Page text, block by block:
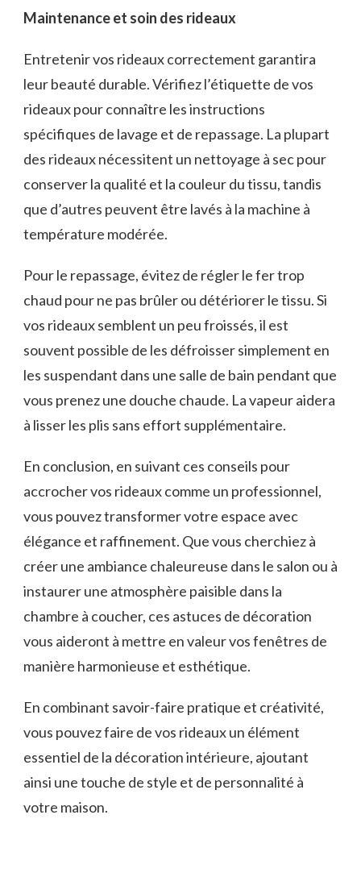
Maintenance et soin des rideaux
Entretenir vos rideaux correctement garantira
leur beauté durable. Vérifiez l’étiquette de vos
rideaux pour connaître les instructions
spécifiques de lavage et de repassage. La plupart
des rideaux nécessitent un nettoyage à sec pour
conserver la qualité et la couleur du tissu, tandis
que d’autres peuvent être lavés à la machine à
température modérée.
Pour le repassage, évitez de régler le fer trop
chaud pour ne pas brûler ou détériorer le tissu. Si
vos rideaux semblent un peu froissés, il est
souvent possible de les défroisser simplement en
les suspendant dans une salle de bain pendant que
vous prenez une douche chaude. La vapeur aidera
à lisser les plis sans effort supplémentaire.
En conclusion, en suivant ces conseils pour
accrocher vos rideaux comme un professionnel,
vous pouvez transformer votre espace avec
élégance et raffinement. Que vous cherchiez à
créer une ambiance chaleureuse dans le salon ou à
instaurer une atmosphère paisible dans la
chambre à coucher, ces astuces de décoration
vous aideront à mettre en valeur vos fenêtres de
manière harmonieuse et esthétique.
En combinant savoir-faire pratique et créativité,
vous pouvez faire de vos rideaux un élément
essentiel de la décoration intérieure, ajoutant
ainsi une touche de style et de personnalité à
votre maison.